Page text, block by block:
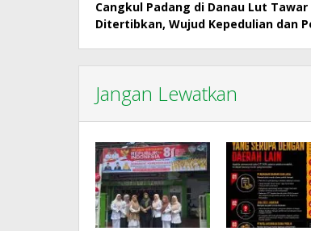
pos
Cangkul Padang di Danau Lut Tawar
Ditertibkan, Wujud Kepedulian dan
Jangan Lewatkan